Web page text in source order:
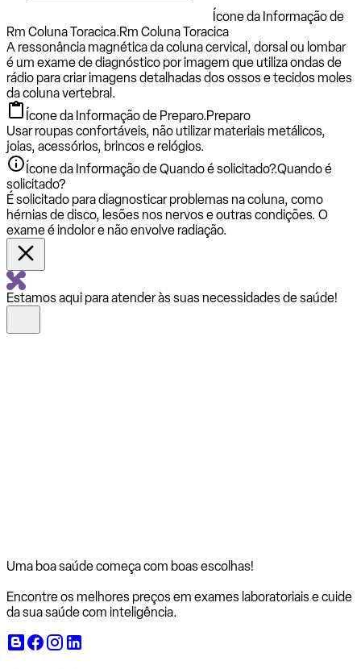
Ícone da Informação de
Rm Coluna Toracica.Rm Coluna Toracica
A ressonância magnética da coluna cervical, dorsal ou lombar
é um exame de diagnóstico por imagem que utiliza ondas de
rádio para criar imagens detalhadas dos ossos e tecidos moles
da coluna vertebral.
Ícone da Informação de Preparo.Preparo
Usar roupas confortáveis, não utilizar materiais metálicos,
joias, acessórios, brincos e relógios.
Ícone da Informação de Quando é solicitado?.Quando é
solicitado?
É solicitado para diagnosticar problemas na coluna, como
hérnias de disco, lesões nos nervos e outras condições. O
exame é indolor e não envolve radiação.
Estamos aqui para atender às suas necessidades de saúde!
Uma boa saúde começa com boas escolhas!
Encontre os melhores preços em exames laboratoriais e cuide
da sua saúde com inteligência.